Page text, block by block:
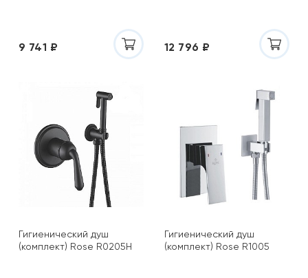
9 741 ₽ 12 796 ₽
Гигиенический душ
(комплект) Rose R0205H
Гигиенический душ
(комплект) Rose R1005